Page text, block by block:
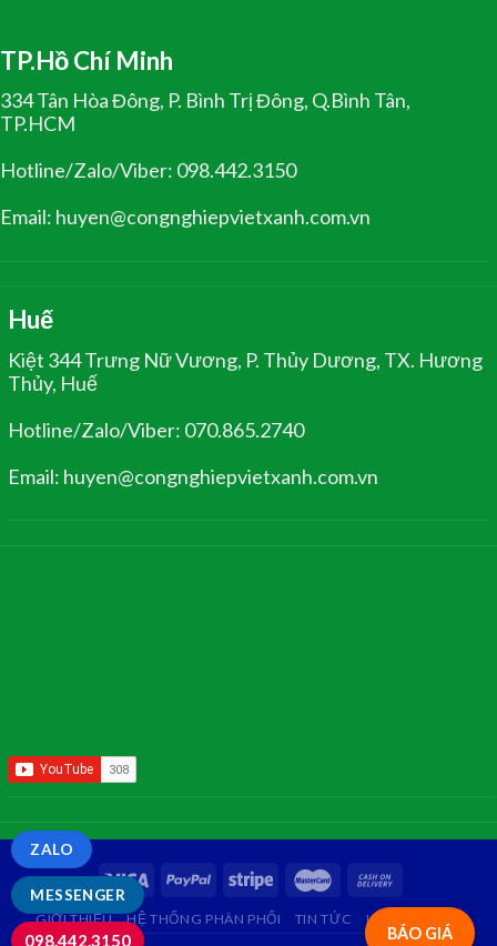
TP.Hồ Chí Minh
334 Tân Hòa Đông, P. Bình Trị Đông, Q.Bình Tân,
TP.HCM
Hotline/Zalo/Viber: 098.442.3150
Email: huyen@congnghiepvietxanh.com.vn
Huế
Kiệt 344 Trưng Nữ Vương, P. Thủy Dương, TX. Hương
Thủy, Huế
Hotline/Zalo/Viber: 070.865.2740
Email: huyen@congnghiepvietxanh.com.vn
BÁO GIÁ
GIỚI THIỆU HỆ THỐNG PHÂN PHỐI TIN TỨC LIÊN HỆ
MESSENGER
ZALO
098.442.3150